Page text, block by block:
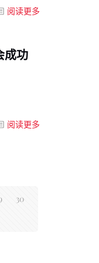
阅读更多
成功
阅读更多
30